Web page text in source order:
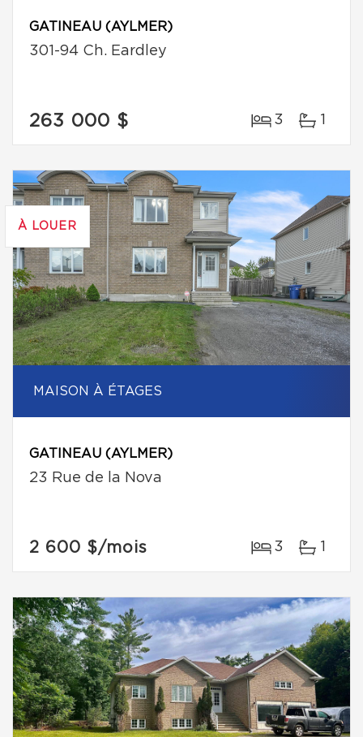
GATINEAU (AYLMER)
301-94 Ch. Eardley
263 000 $ 3 1
À LOUER
MAISON À ÉTAGES
GATINEAU (AYLMER)
23 Rue de la Nova
2 600 $/mois 3 1